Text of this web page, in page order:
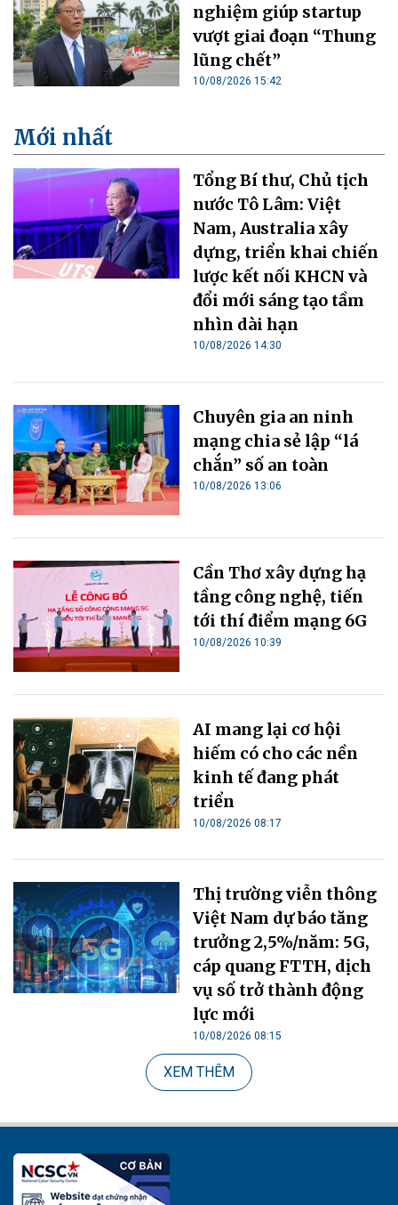
nghiệm giúp startup
vượt giai đoạn “Thung
lũng chết”
10/08/2026 15:42
Mới nhất
Tổng Bí thư, Chủ tịch
nước Tô Lâm: Việt
Nam, Australia xây
dựng, triển khai chiến
lược kết nối KHCN và
đổi mới sáng tạo tầm
nhìn dài hạn
10/08/2026 14:30
Chuyên gia an ninh
mạng chia sẻ lập “lá
chắn” số an toàn
10/08/2026 13:06
Cần Thơ xây dựng hạ
tầng công nghệ, tiến
tới thí điểm mạng 6G
10/08/2026 10:39
AI mang lại cơ hội
hiếm có cho các nền
kinh tế đang phát
triển
10/08/2026 08:17
Thị trường viễn thông
Việt Nam dự báo tăng
trưởng 2,5%/năm: 5G,
cáp quang FTTH, dịch
vụ số trở thành động
lực mới
10/08/2026 08:15
XEM THÊM